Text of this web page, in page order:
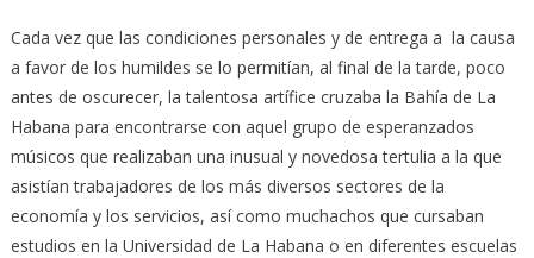
Cada vez que las condiciones personales y de entrega a la causa
a favor de los humildes se lo permitían, al final de la tarde, poco
antes de oscurecer, la talentosa artífice cruzaba la Bahía de La
Habana para encontrarse con aquel grupo de esperanzados
músicos que realizaban una inusual y novedosa tertulia a la que
asistían trabajadores de los más diversos sectores de la
economía y los servicios, así como muchachos que cursaban
estudios en la Universidad de La Habana o en diferentes escuelas